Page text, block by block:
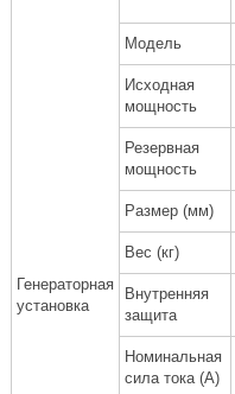
Генераторная
установка
Модель
Исходная
мощность
Резервная
мощность
Размер (мм)
Вес (кг)
Внутренняя
защита
Номинальная
сила тока (A)